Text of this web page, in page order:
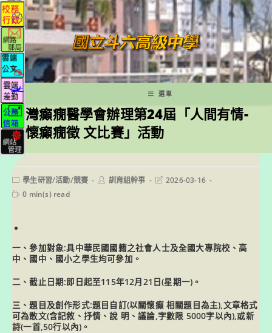
跳
轉
至
主
要
內
容
選單
台灣癲癇醫學會辦理第24屆「人間有情-
關懷癲癇徵 文比賽」活動
Post
category:
學生研習/活動/競賽
Post訓育組幹事
Post2026-03-16
Reading
0 min(s) read
一、參加對象:具中華民國國籍之社會人士及全國大專院校、高
中、國中、國小之學生均可參加。
二、截止日期:即日起至115年12月21日(星期一)。
三、題目及創作形式:題目自訂(以關懷癲 相關題目為主),文章格式
可為散文(含記敘、抒情、說 明、議論,字數限 5000字以內),或新
詩(一首,50行以內)。